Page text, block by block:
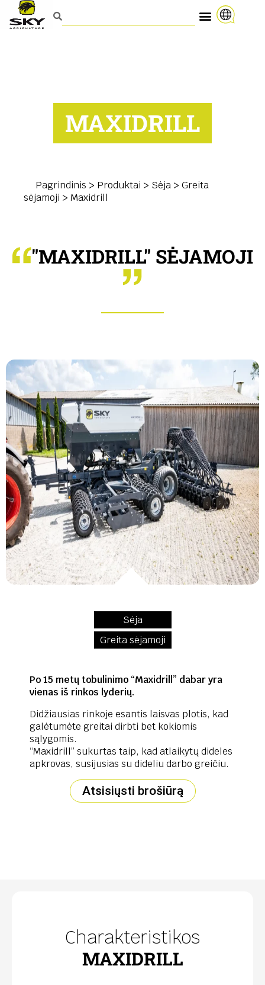
MAXIDRILL
Pagrindinis > Produktai > Sėja > Greita
sėjamoji > Maxidrill
"MAXIDRILL" SĖJAMOJI
Sėja
Greita sėjamoji
Po 15 metų tobulinimo “Maxidrill” dabar yra
vienas iš rinkos lyderių.
Didžiausias rinkoje esantis laisvas plotis, kad
galėtumėte greitai dirbti bet kokiomis
sąlygomis.
“Maxidrill” sukurtas taip, kad atlaikytų dideles
apkrovas, susijusias su dideliu darbo greičiu.
Atsisiųsti brošiūrą
Charakteristikos
MAXIDRILL